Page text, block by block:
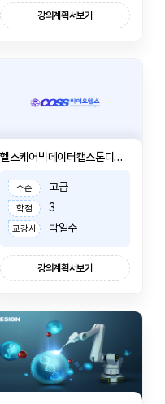
강의계획서보기
헬스케어빅데이터캡스톤디자인
수준 고급
학점 3
교강사 박일수
강의계획서보기